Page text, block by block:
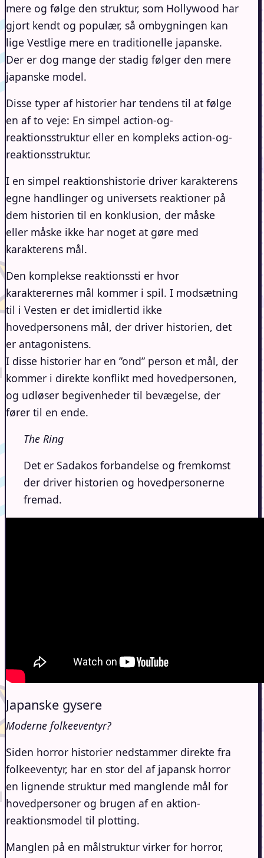
mere og følge den struktur, som Hollywood har
gjort kendt og populær, så ombygningen kan
lige Vestlige mere en traditionelle japanske.
Der er dog mange der stadig følger den mere
japanske model.
Disse typer af historier har tendens til at følge
en af to veje: En simpel action-og-
reaktionsstruktur eller en kompleks action-og-
reaktionsstruktur.
I en simpel reaktionshistorie driver karakterens
egne handlinger og universets reaktioner på
dem historien til en konklusion, der måske
eller måske ikke har noget at gøre med
karakterens mål.
Den komplekse reaktionssti er hvor
karakterernes mål kommer i spil. I modsætning
til i Vesten er det imidlertid ikke
hovedpersonens mål, der driver historien, det
er antagonistens.
I disse historier har en ”ond” person et mål, der
kommer i direkte konflikt med hovedpersonen,
og udløser begivenheder til bevægelse, der
fører til en ende.
The Ring
Det er Sadakos forbandelse og fremkomst
der driver historien og hovedpersonerne
fremad.
Japanske gysere
Moderne folkeeventyr?
Siden horror historier nedstammer direkte fra
folkeeventyr, har en stor del af japansk horror
en lignende struktur med manglende mål for
hovedpersoner og brugen af en aktion-
reaktionsmodel til plotting.
Manglen på en målstruktur virker for horror,